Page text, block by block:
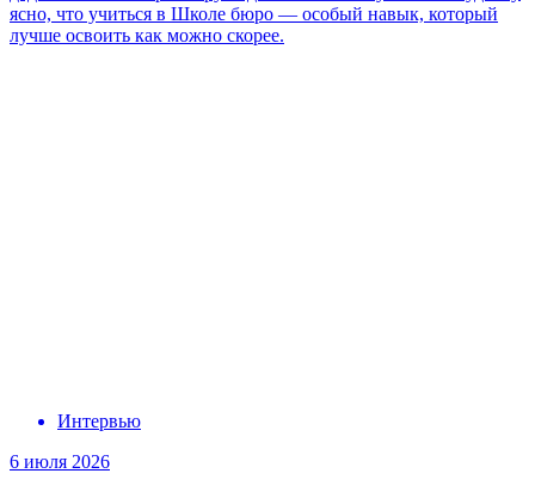
ясно, что учиться в Школе бюро — особый навык, который
лучше освоить как можно скорее.
Интервью
6 июля 2026